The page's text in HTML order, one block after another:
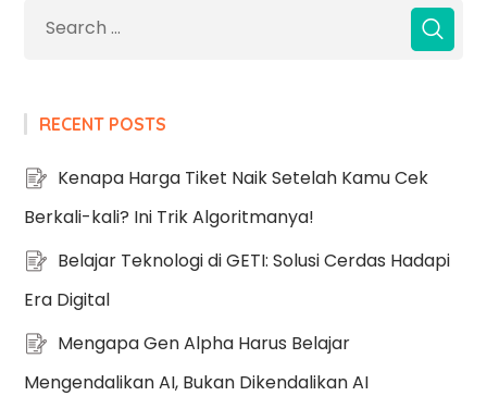
RECENT POSTS
Kenapa Harga Tiket Naik Setelah Kamu Cek
Berkali-kali? Ini Trik Algoritmanya!
Belajar Teknologi di GETI: Solusi Cerdas Hadapi
Era Digital
Mengapa Gen Alpha Harus Belajar
Mengendalikan AI, Bukan Dikendalikan AI